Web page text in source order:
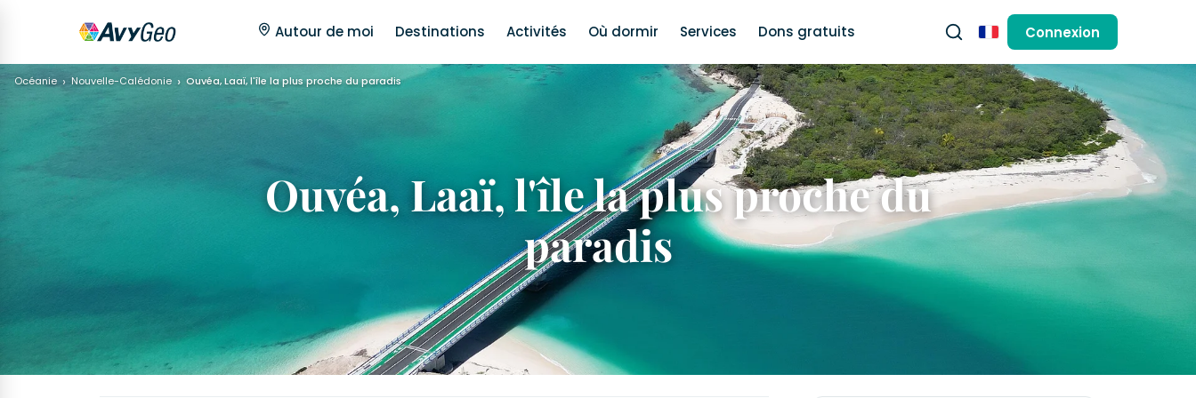
Autour de moi Destinations Activités Où dormir Services Dons gratuits FrançaisConnexion
Océanie Nouvelle-Calédonie Ouvéa, Laaï, l'île la plus proche du paradis
Ouvéa, Laaï, l'île la plus proche du
paradis